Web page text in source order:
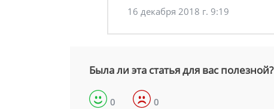
16 декабря 2018 г. 9:19
Была ли эта статья для вас полезной?
0 0